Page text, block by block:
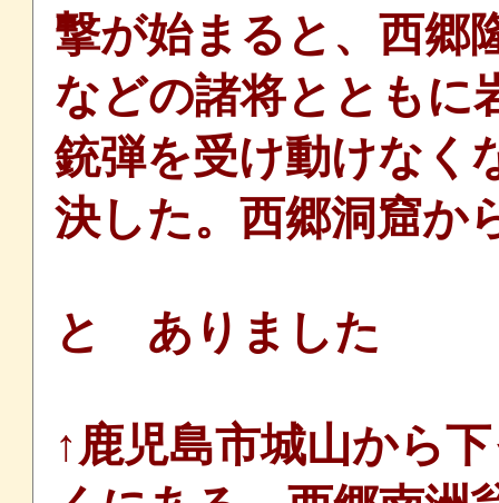
撃が始まると、西郷
などの諸将とともに
銃弾を受け動けなく
決した。西郷洞窟か
と ありました
↑鹿児島市城山から